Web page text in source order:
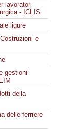
lavoratori
- ICLIS
ligure
e
gestioni
della
delle ferriere